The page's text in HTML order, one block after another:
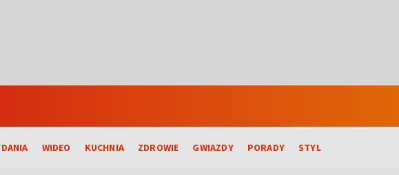
WIDEO KUCHNIA ZDROWIE GWIAZDY PORADY STYL